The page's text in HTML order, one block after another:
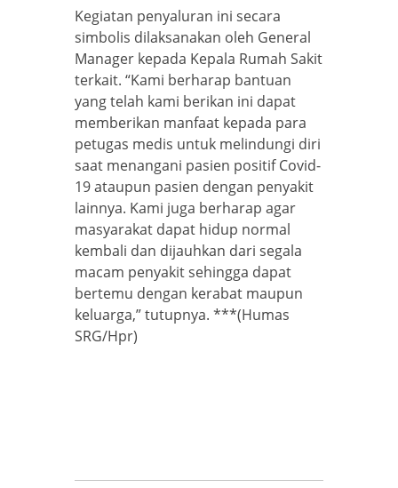
Kegiatan penyaluran ini secara
simbolis dilaksanakan oleh General
Manager kepada Kepala Rumah Sakit
terkait. “Kami berharap bantuan
yang telah kami berikan ini dapat
memberikan manfaat kepada para
petugas medis untuk melindungi diri
saat menangani pasien positif Covid-
19 ataupun pasien dengan penyakit
lainnya. Kami juga berharap agar
masyarakat dapat hidup normal
kembali dan dijauhkan dari segala
macam penyakit sehingga dapat
bertemu dengan kerabat maupun
keluarga,” tutupnya. ***(Humas
SRG/Hpr)